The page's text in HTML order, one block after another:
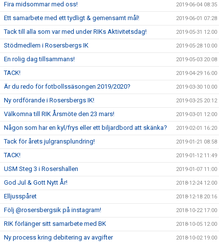
Fira midsommar med oss! 2019-06-04 08:35
Ett samarbete med ett tydligt & gemensamt mål! 2019-06-01 07:28
Tack till alla som var med under RIKs Aktivitetsdag! 2019-05-31 12:00
Stödmedlem i Rosersbergs IK 2019-05-28 10:00
En rolig dag tillsammans! 2019-05-03 20:08
TACK! 2019-04-29 16:00
Är du redo för fotbollssäsongen 2019/2020? 2019-03-30 10:00
Ny ordförande i Rosersbergs IK! 2019-03-25 20:12
Välkomna till RIK Årsmöte den 23 mars! 2019-03-01 12:00
Någon som har en kyl/frys eller ett biljardbord att skänka? 2019-02-01 16:20
Tack för årets julgransplundring! 2019-01-21 08:58
TACK! 2019-01-12 11:49
USM Steg 3 i Rosershallen 2019-01-07 11:00
God Jul & Gott Nytt År! 2018-12-24 12:00
Elljusspåret 2018-12-18 20:16
Följ @rosersbergsik på instagram! 2018-10-22 17:00
RIK förlänger sitt samarbete med BK 2018-10-05 12:00
Ny process kring debitering av avgifter 2018-10-02 19:00